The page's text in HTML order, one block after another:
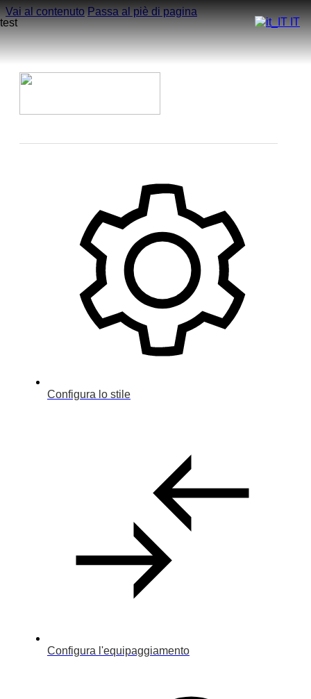
Vai al contenuto Passa al piè di pagina
Configura lo stile
Configura l'equipaggiamento
Home
Azienda
Modelli
Configura
Dealer
Contatti
test IT